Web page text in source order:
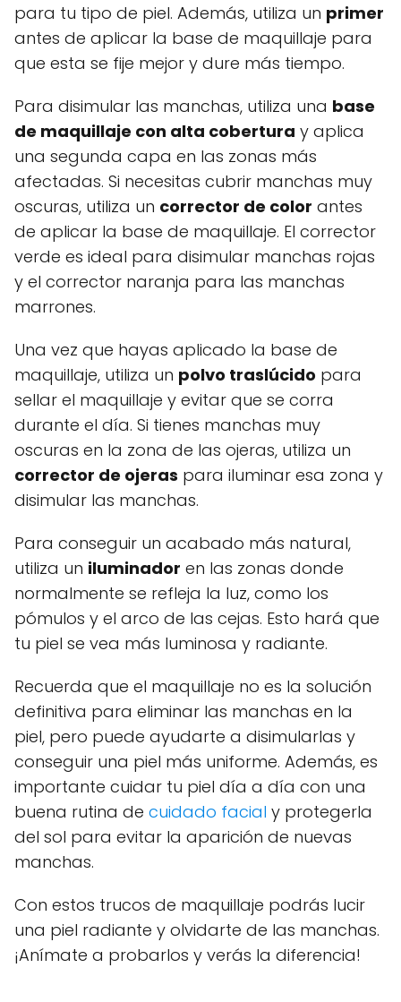
para tu tipo de piel. Además, utiliza un primer
antes de aplicar la base de maquillaje para
que esta se fije mejor y dure más tiempo.
Para disimular las manchas, utiliza una base
de maquillaje con alta cobertura y aplica
una segunda capa en las zonas más
afectadas. Si necesitas cubrir manchas muy
oscuras, utiliza un corrector de color antes
de aplicar la base de maquillaje. El corrector
verde es ideal para disimular manchas rojas
y el corrector naranja para las manchas
marrones.
Una vez que hayas aplicado la base de
maquillaje, utiliza un polvo traslúcido para
sellar el maquillaje y evitar que se corra
durante el día. Si tienes manchas muy
oscuras en la zona de las ojeras, utiliza un
corrector de ojeras para iluminar esa zona y
disimular las manchas.
Para conseguir un acabado más natural,
utiliza un iluminador en las zonas donde
normalmente se refleja la luz, como los
pómulos y el arco de las cejas. Esto hará que
tu piel se vea más luminosa y radiante.
Recuerda que el maquillaje no es la solución
definitiva para eliminar las manchas en la
piel, pero puede ayudarte a disimularlas y
conseguir una piel más uniforme. Además, es
importante cuidar tu piel día a día con una
buena rutina de cuidado facial y protegerla
del sol para evitar la aparición de nuevas
manchas.
Con estos trucos de maquillaje podrás lucir
una piel radiante y olvidarte de las manchas.
¡Anímate a probarlos y verás la diferencia!